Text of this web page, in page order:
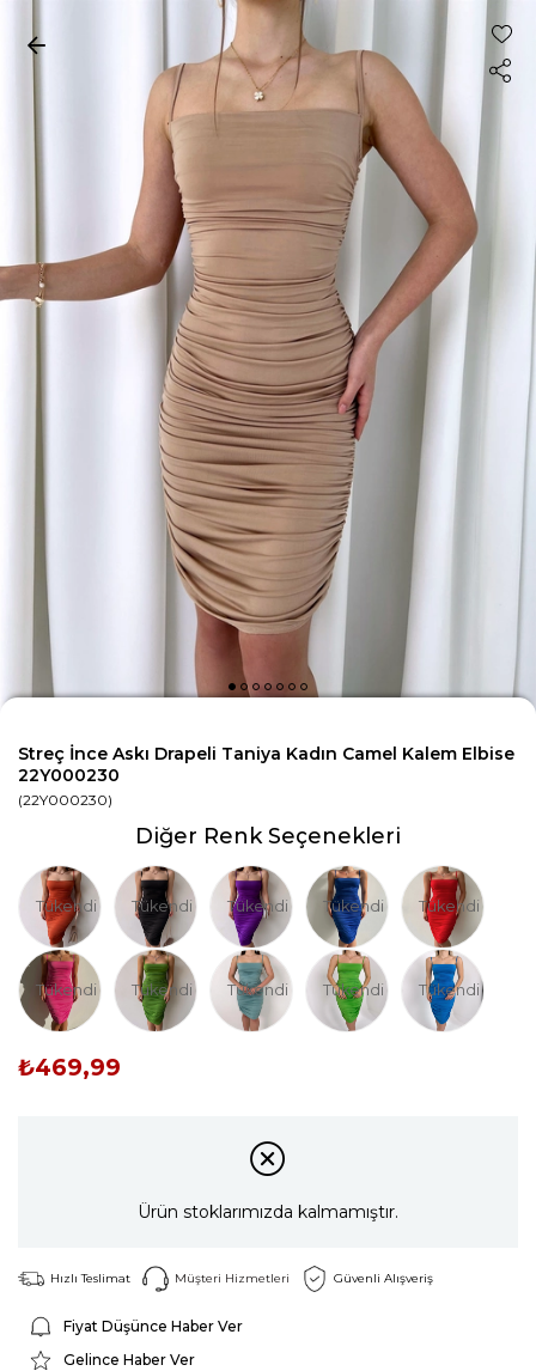
Streç İnce Askı Drapeli Taniya Kadın Camel Kalem Elbise
22Y000230
(22Y000230)
Diğer Renk Seçenekleri
Tükendi Tükendi Tükendi Tükendi Tükendi
Tükendi Tükendi Tükendi Tükendi Tükendi
₺469,99
Ürün stoklarımızda kalmamıştır.
Hızlı Teslimat Müşteri Hizmetleri Güvenli Alışveriş
Fiyat Düşünce Haber Ver
Gelince Haber Ver